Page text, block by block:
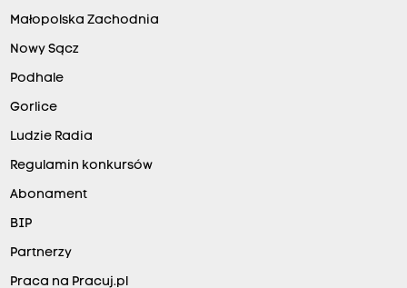
Małopolska Zachodnia
Nowy Sącz
Podhale
Gorlice
Ludzie Radia
Regulamin konkursów
Abonament
BIP
Partnerzy
Praca na Pracuj.pl